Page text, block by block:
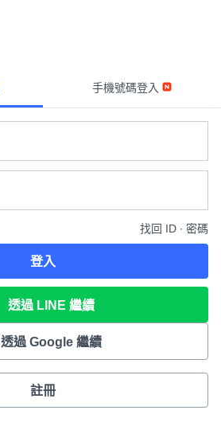
手機號碼登入
找回 ID ∙ 密碼
登入
透過 LINE 繼續
透過 Google 繼續
註冊